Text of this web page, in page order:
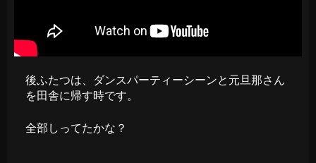
後ふたつは、ダンスパーティーシーンと元旦那さん
を田舎に帰す時です。
全部しってたかな？